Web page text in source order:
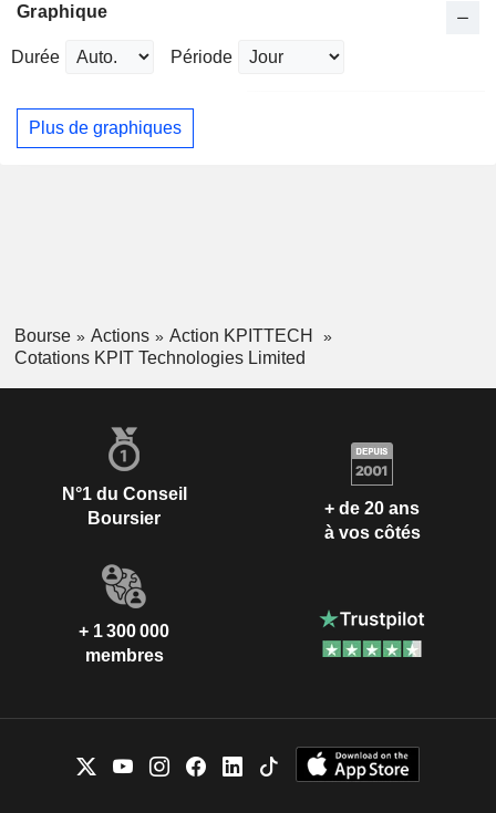
Graphique
Durée Période
Plus de graphiques
Bourse Actions
Action KPITTECH
Cotations KPIT Technologies Limited
N°1 du Conseil
Boursier
+ de 20 ans
à vos côtés
+ 1 300 000
membres